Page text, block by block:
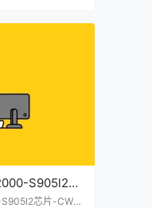
S905l2芯
面线刷固件包
芯片-CW